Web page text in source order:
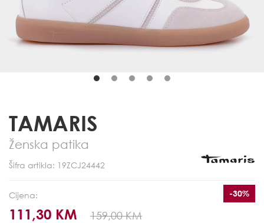
TAMARIS
Ženska patika
Šifra artikla: 19ZCJ24442
Cijena:
111,30 KM 159,00 KM
-30%